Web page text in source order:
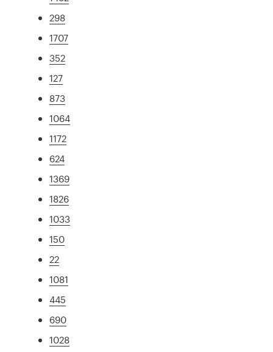
298
1707
352
127
873
1064
1172
624
1369
1826
1033
150
22
1081
445
690
1028